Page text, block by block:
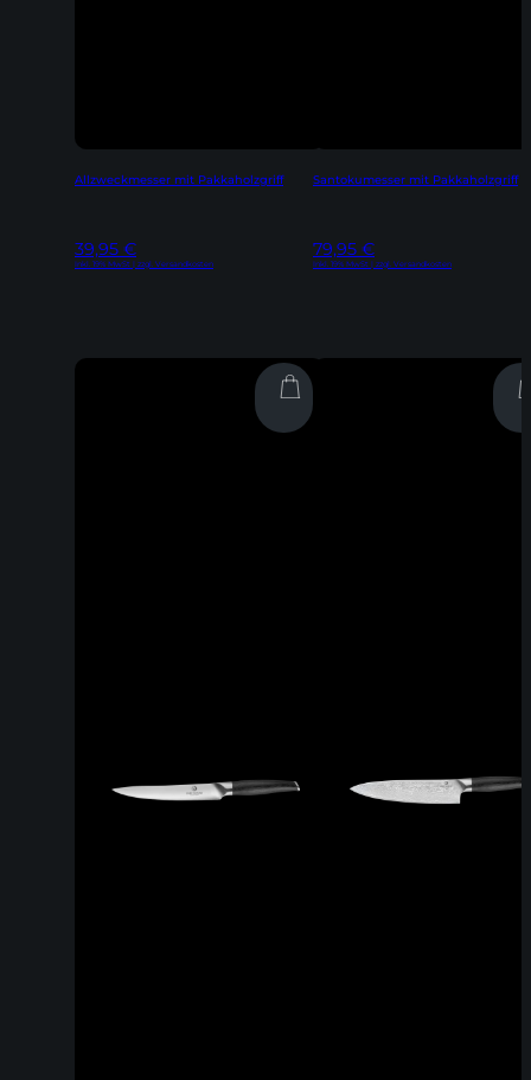
Allzweckmesser mit Pakkaholzgriff
39,95 €
Inkl. 19% MwSt | zzgl. Versandkosten
Santokumesser mit Pakkaholzgriff
79,95 €
Inkl. 19% MwSt | zzgl. Versandkosten